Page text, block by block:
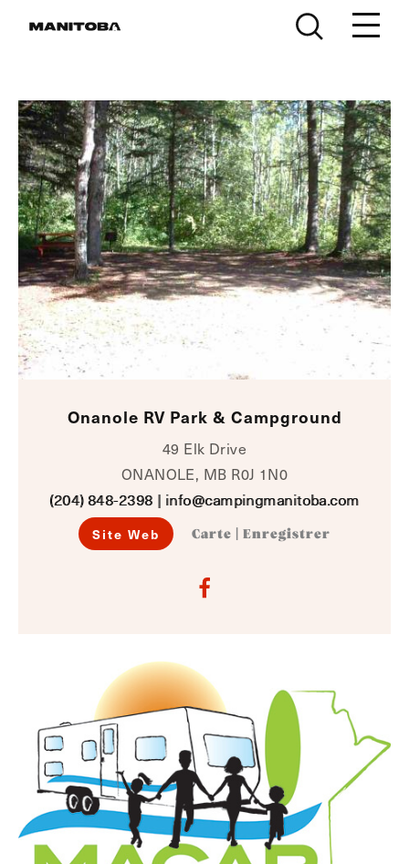
Onanole RV Park & Campground
49 Elk Drive
ONANOLE, MB R0J 1N0
(204) 848-2398 | info@campingmanitoba.com
Site Web Carte Enregistrer